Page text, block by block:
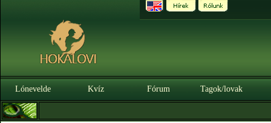
Lónevelde Kvíz Fórum Tagok/lovak